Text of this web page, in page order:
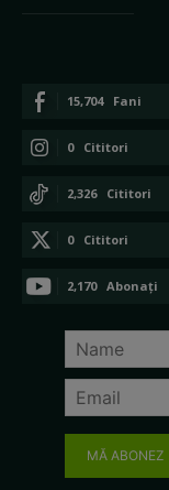
15,704 Fani
0 Cititori
2,326 Cititori
0 Cititori
2,170 Abonați
MĂ ABONEZ